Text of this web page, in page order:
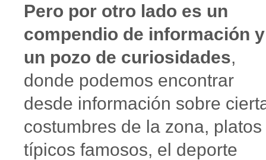
Pero por otro lado es un
compendio de información y
un pozo de curiosidades,
donde podemos encontrar
desde información sobre
costumbres de la zona, platos
típicos famosos, el deporte